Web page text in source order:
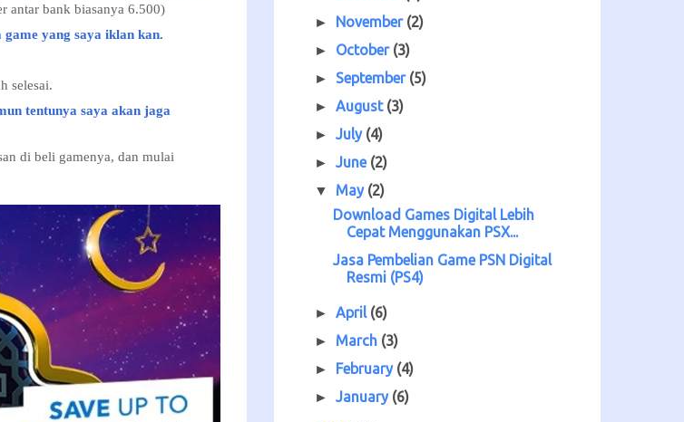
antar bank biasanya 6.500)
yang saya iklan kan.
selesai.
tentunya saya akan jaga
di beli gamenya, dan mulai
► November (2)
► October (3)
►September (5)
►August (3)
►July (4)
►June (2)
▼ May (2)
Download Games Digital Lebih
Cepat Menggunakan PSX...
Jasa Pembelian Game PSN Digital
Resmi (PS4)
►April (6)
► March (3)
► February (4)
►January (6)